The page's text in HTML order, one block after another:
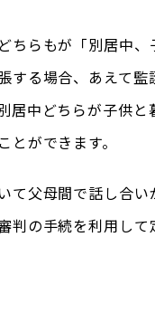
ちらもが「別居中、
する場合、あえて監
居中どちらが子供と
とができます。
て父母間で話し合い
判の手続を利用して